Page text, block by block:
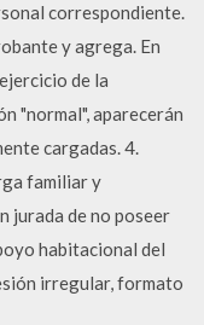
correspondiente.
y agrega. En
de la
"normal", aparecerán
cargadas. 4.
familiar y
jurada de no poseer
habitacional del
irregular, formato